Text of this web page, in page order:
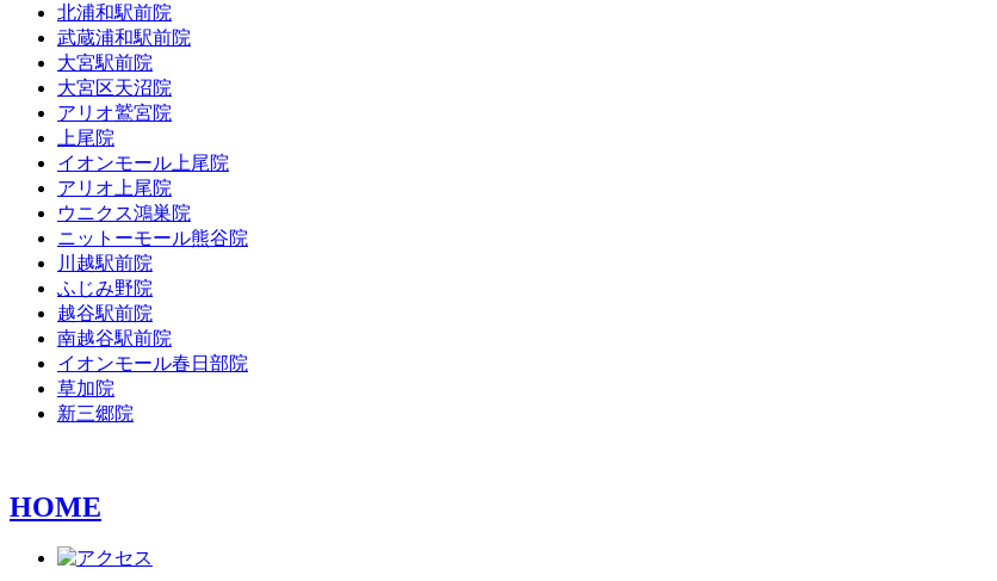
北浦和駅前院
武蔵浦和駅前院
大宮駅前院
大宮区天沼院
アリオ鷲宮院
上尾院
イオンモール上尾院
アリオ上尾院
ウニクス鴻巣院
ニットーモール熊谷院
川越駅前院
ふじみ野院
越谷駅前院
南越谷駅前院
イオンモール春日部院
草加院
新三郷院
HOME